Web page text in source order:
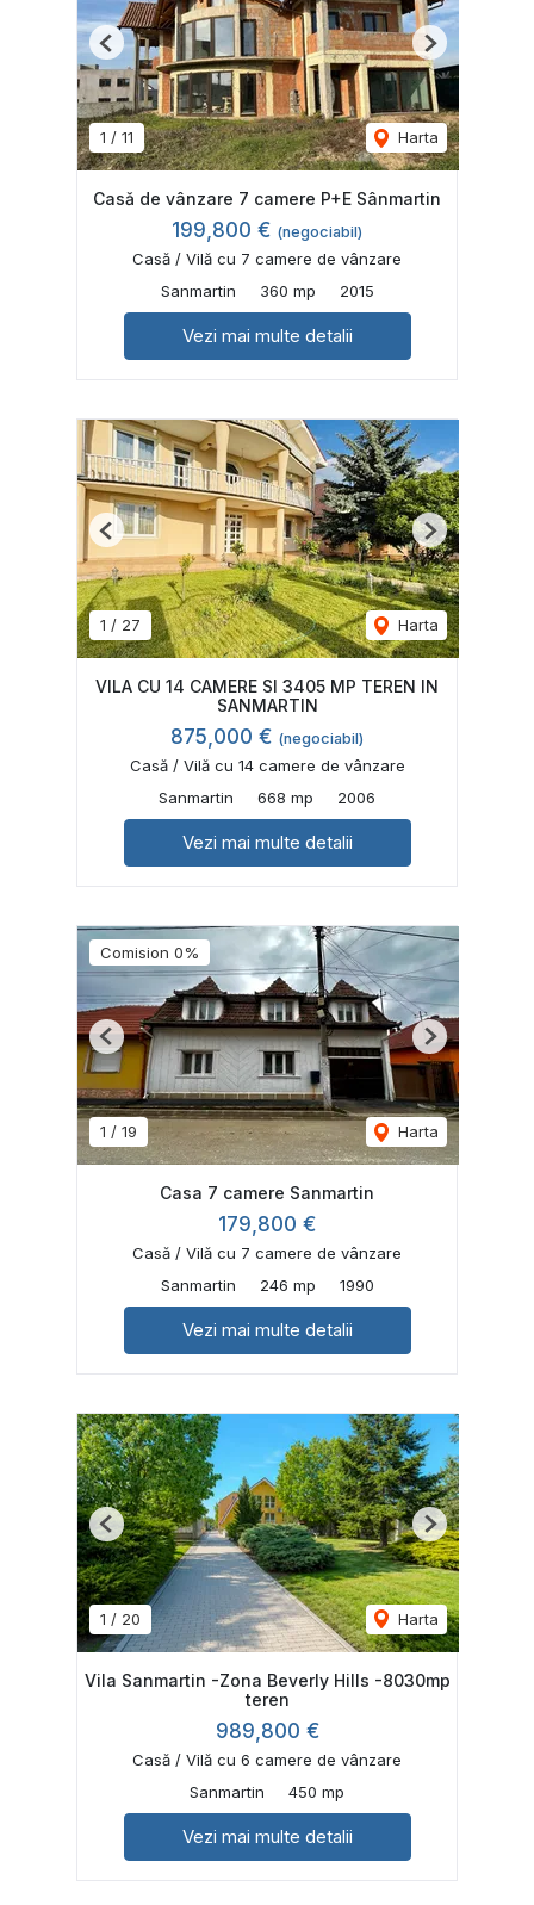
1 / 11 Harta
Previous Next
Casǎ de vânzare 7 camere P+E Sânmartin
199,800 € (negociabil)
Casă / Vilă cu 7 camere de vânzare
Sanmartin
360 mp 2015
Vezi mai multe detalii
1 / 27 Harta
Previous Next
VILA CU 14 CAMERE SI 3405 MP TEREN IN
SANMARTIN
875,000 € (negociabil)
Casă / Vilă cu 14 camere de vânzare
Sanmartin
668 mp 2006
Vezi mai multe detalii
Comision 0%
1 / 19 Harta
Previous Next
Casa 7 camere Sanmartin
179,800 €
Casă / Vilă cu 7 camere de vânzare
Sanmartin
246 mp 1990
Vezi mai multe detalii
1 / 20 Harta
Previous Next
Vila Sanmartin -Zona Beverly Hills -8030mp
teren
989,800 €
Casă / Vilă cu 6 camere de vânzare
Sanmartin
450 mp
Vezi mai multe detalii